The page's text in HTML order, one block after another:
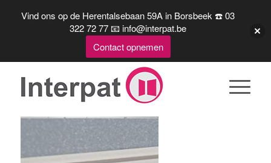
Vind ons op de Herentalsebaan 59A in Borsbeek ☎️ 03
322 72 77 📧 info@interpat.be
Contact opnemen